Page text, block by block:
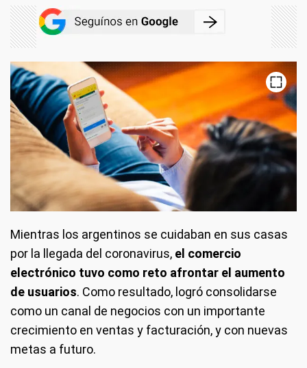
Mientras los argentinos se cuidaban en sus casas
por la llegada del coronavirus, el comercio
electrónico tuvo como reto afrontar el aumento
de usuarios. Como resultado, logró consolidarse
como un canal de negocios con un importante
crecimiento en ventas y facturación, y con nuevas
metas a futuro.